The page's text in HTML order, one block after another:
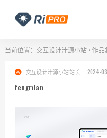
当前位置： 交互设计汁源小站 > 作品
交互设计汁源小站站长 2024-
fengmian